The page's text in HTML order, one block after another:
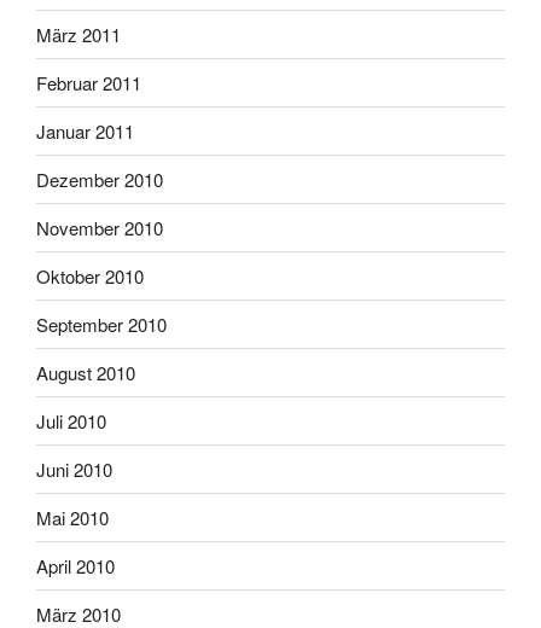
März 2011
Februar 2011
Januar 2011
Dezember 2010
November 2010
Oktober 2010
September 2010
August 2010
Juli 2010
Juni 2010
Mai 2010
April 2010
März 2010